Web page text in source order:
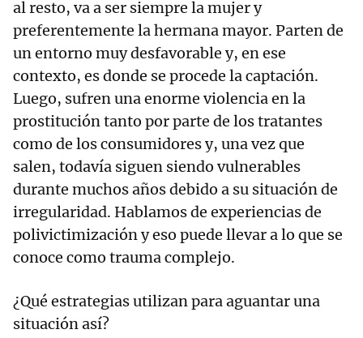
al resto, va a ser siempre la mujer y
preferentemente la hermana mayor. Parten de
un entorno muy desfavorable y, en ese
contexto, es donde se procede la captación.
Luego, sufren una enorme violencia en la
prostitución tanto por parte de los tratantes
como de los consumidores y, una vez que
salen, todavía siguen siendo vulnerables
durante muchos años debido a su situación de
irregularidad. Hablamos de experiencias de
polivictimización y eso puede llevar a lo que se
conoce como trauma complejo.
¿Qué estrategias utilizan para aguantar una
situación así?